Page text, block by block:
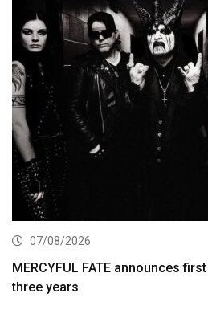
07/08/2026
MERCYFUL FATE announces
three years